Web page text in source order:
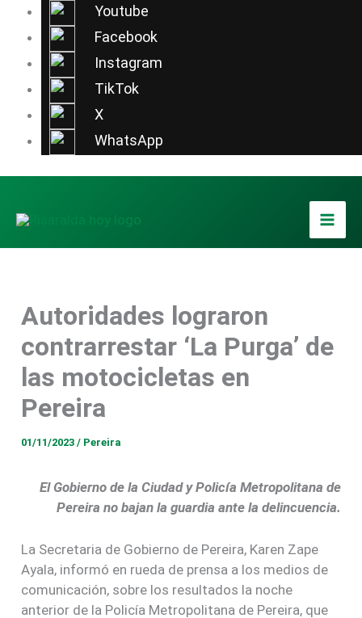
Youtube
Facebook
Instagram
TikTok
X
WhatsApp
contenido
Autoridades lograron
contrarrestar ‘La Purga’ de
las motocicletas en
Pereira
01/11/2023/ Pereira
El Gobierno de la Ciudad y Policía Metropolitana de
Pereira no bajan la guardia ante la delincuencia.
La Secretaria de Gobierno de Pereira, Karen Zape
Ayala, informó en rueda de prensa a los medios de
comunicación, sobre los resultados la noche
anterior de la Policía Metropolitana de Pereira, que